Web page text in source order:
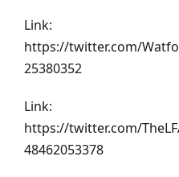
Link:
https://twitter.com/
25380352
Link:
https://twitter.com/
48462053378